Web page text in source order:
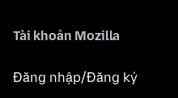
Tài khoản Mozilla
Đăng nhập/Đăng ký